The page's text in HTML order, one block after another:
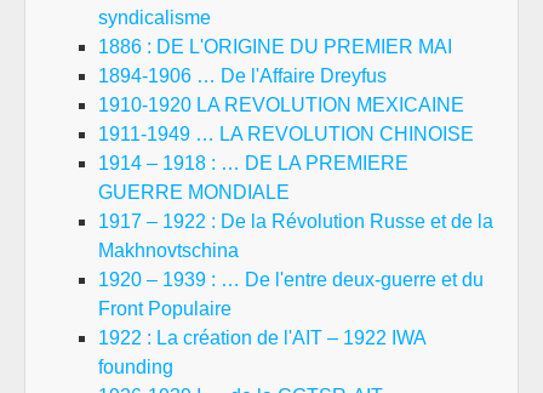
syndicalisme
1886 : DE L'ORIGINE DU PREMIER MAI
1894-1906 … De l'Affaire Dreyfus
1910-1920 LA REVOLUTION MEXICAINE
1911-1949 … LA REVOLUTION CHINOISE
1914 – 1918 : … DE LA PREMIERE
GUERRE MONDIALE
1917 – 1922 : De la Révolution Russe et de la
Makhnovtschina
1920 – 1939 : … De l'entre deux-guerre et du
Front Populaire
1922 : La création de l'AIT – 1922 IWA
founding